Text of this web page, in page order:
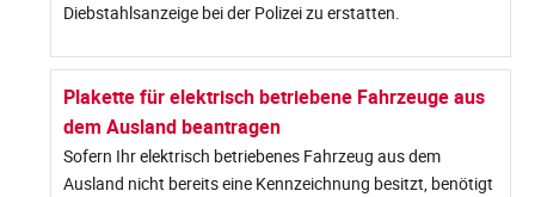
Diebstahlsanzeige bei der Polizei zu erstatten.
Plakette für elektrisch betriebene Fahrzeuge aus
dem Ausland beantragen
Sofern Ihr elektrisch betriebenes Fahrzeug aus dem
Ausland nicht bereits eine Kennzeichnung besitzt, benötigt